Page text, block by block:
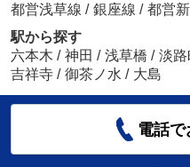
都営浅草線 / 銀座線 / 都営
駅から探す
六本木 / 神田 / 浅草橋 / 淡路
吉祥寺 / 御茶ノ水 / 大島
電話